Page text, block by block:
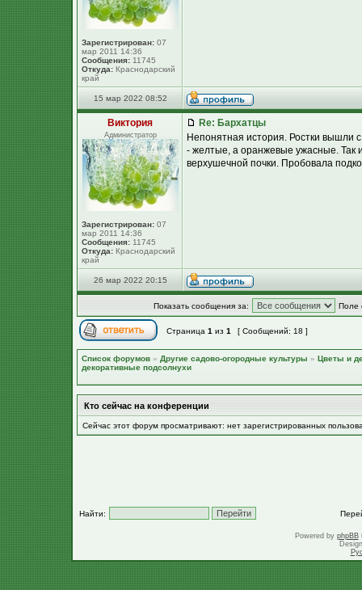
Зарегистрирован: 07
мар 2011 14:36
Сообщения: 11745
Откуда: Краснодарский
край
15 мар 2022 08:52
Виктория
Администратор
Зарегистрирован: 07
мар 2011 14:36
Сообщения: 11745
Откуда: Краснодарский
край
Re: Бархатцы
Непонятная история. Ростки вышли
- желтые, а оранжевые ужасные. Так
верхушечной почки. Пробовала
26 мар 2022 20:15
Показать сообщения за: Поле
Страница 1 из 1 [ Сообщений: 18 ]
Список форумов » Другие садово-огородные культуры » Цветы и
декоративные подсолнухи
Кто сейчас на конференции
Сейчас этот форум просматривают: нет зарегистрированных
Найти:
Powered by phpBB